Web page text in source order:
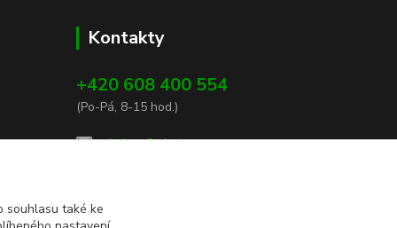
Kontakty
+420 608 400 554
(Po-Pá, 8-15 hod.)
ekohas@ekohas.cz
souhlasu také ke